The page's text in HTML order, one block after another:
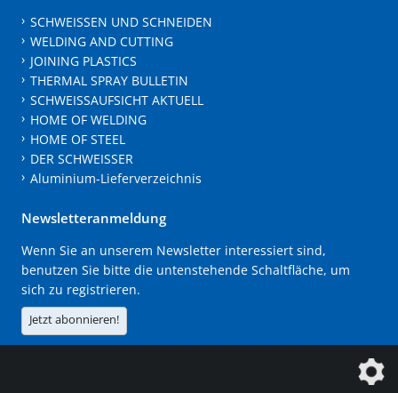
SCHWEISSEN UND SCHNEIDEN
WELDING AND CUTTING
JOINING PLASTICS
THERMAL SPRAY BULLETIN
SCHWEISSAUFSICHT AKTUELL
HOME OF WELDING
HOME OF STEEL
DER SCHWEISSER
Aluminium-Lieferverzeichnis
Newsletteranmeldung
Wenn Sie an unserem Newsletter interessiert sind,
benutzen Sie bitte die untenstehende Schaltfläche, um
sich zu registrieren.
Jetzt abonnieren!